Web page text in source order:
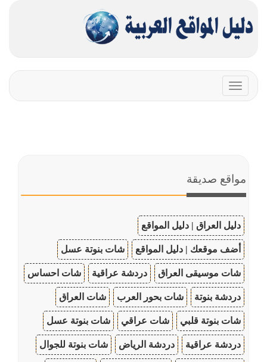
Toggle
navigation
مواقع صديقة
دليل العراق | دليل المواقع
أضف موقعك | دليل المواقع شات بنوتة عسل
شات موسيقى العراق دردشة عراقية شات احساس
دردشة بنوتة شات بحور العرب شات العراق
شات بنوتة قلبي شات عراقي شات بنوتة عسل
دردشة عراقية دردشة الرياض شات بنوتة للجوال